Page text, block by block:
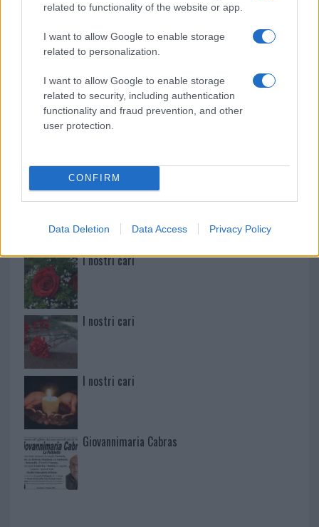
related to functionality of the website or app.
I want to allow Google to enable storage
related to personalization.
I want to allow Google to enable storage
related to security, including authentication
functionality and fraud prevention, and other
user protection.
CONFIRM
Data Deletion Data Access Privacy Policy
NECROLOGIE
Mario Malu
Martina Agostina Diturco
I nostri cari
I nostri cari
I nostri cari
Giovannimaria Cabras